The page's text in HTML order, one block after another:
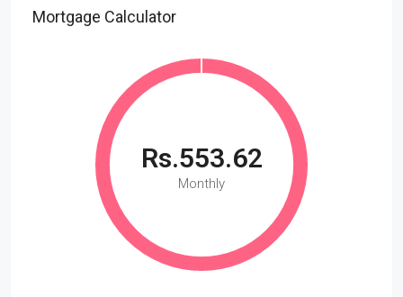
Mortgage Calculator
Rs.553.62
Monthly